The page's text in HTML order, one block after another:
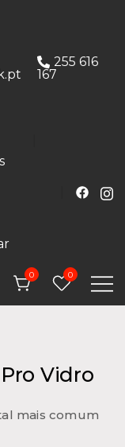
255 616
167
0 0
Vidro
mais comum